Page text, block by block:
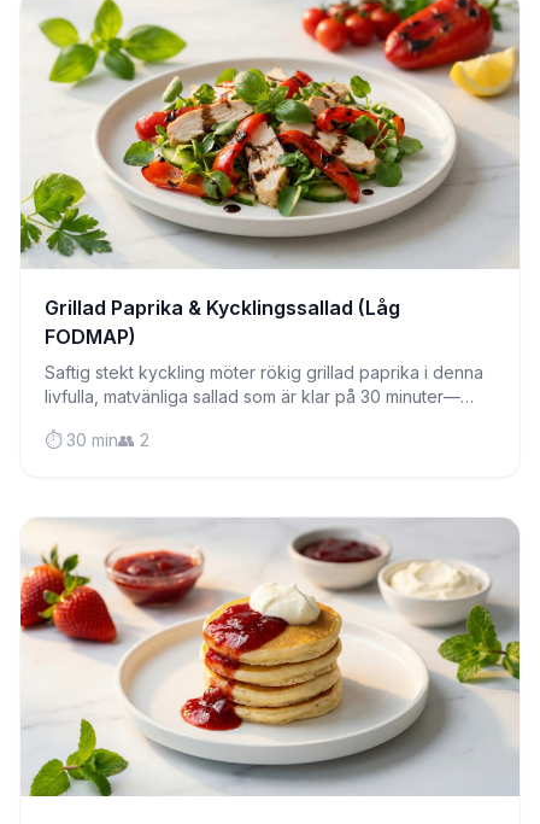
Grillad Paprika & Kycklingssallad (Låg
FODMAP)
Saftig stekt kyckling möter rökig grillad paprika i denna
livfulla, matvänliga sallad som är klar på 30 minuter—
⏱️ 30 min👥 2